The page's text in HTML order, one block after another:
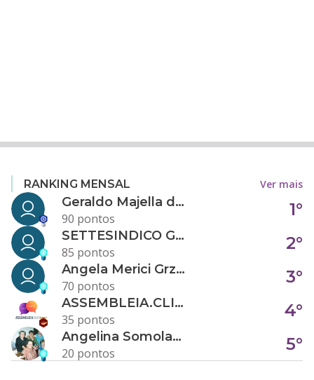
RANKING MENSAL Ver mais
Geraldo Majella da Silva
90 pontos
1°
SETTESINDICO GOVERNANÇA CONDOMINIAL
85 pontos
2°
Angela Merici Grzybowski
70 pontos
3°
ASSEMBLEIA.CLICK
35 pontos
4°
Angelina Somolanji R. Oliveira
20 pontos
5°